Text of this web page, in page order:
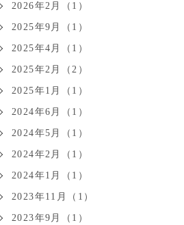
2026年2月（1）
2025年9月（1）
2025年4月（1）
2025年2月（2）
2025年1月（1）
2024年6月（1）
2024年5月（1）
2024年2月（1）
2024年1月（1）
2023年11月（1）
2023年9月（1）